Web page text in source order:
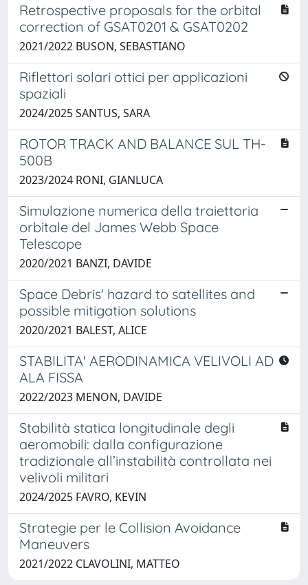
Retrospective proposals for the orbital
correction of GSAT0201 & GSAT0202
2021/2022 BUSON, SEBASTIANO
Riflettori solari ottici per applicazioni
spaziali
2024/2025 SANTUS, SARA
ROTOR TRACK AND BALANCE SUL TH-
500B
2023/2024 RONI, GIANLUCA
Simulazione numerica della traiettoria
orbitale del James Webb Space
Telescope
2020/2021 BANZI, DAVIDE
Space Debris' hazard to satellites and
possible mitigation solutions
2020/2021 BALEST, ALICE
STABILITA' AERODINAMICA VELIVOLI AD
ALA FISSA
2022/2023 MENON, DAVIDE
Stabilità statica longitudinale degli
aeromobili: dalla configurazione
tradizionale all’instabilità controllata nei
velivoli militari
2024/2025 FAVRO, KEVIN
Strategie per le Collision Avoidance
Maneuvers
2021/2022 CLAVOLINI, MATTEO